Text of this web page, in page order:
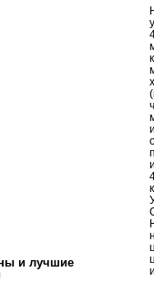
и лучшие